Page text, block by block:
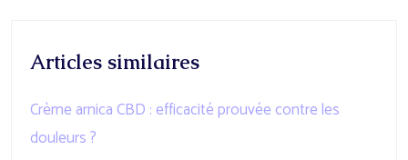
Articles similaires
Crème arnica CBD : efficacité prouvée contre les
douleurs ?